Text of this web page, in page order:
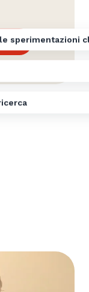
sperimentazioni